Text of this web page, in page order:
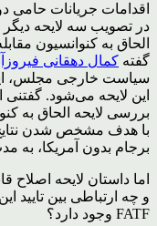
اقدامات جریانات حامی
الحاق به کنوانسیون
گفته کمال دهقانی
سیاست خارجی مجلس،
بررسی لایحه الحاق به
با هدف مشخص شدن نتایج
برجام بدون آمریکا، به مدت 2
اما داستان لایحه اصلاح
و چه ارتباطی بین تایید
FATF وجود دارد؟